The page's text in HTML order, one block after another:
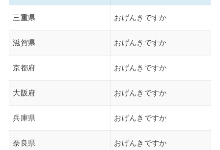
三重県 おげんきですか
滋賀県 おげんきですか
京都府 おげんきですか
大阪府 おげんきですか
兵庫県 おげんきですか
奈良県 おげんきですか